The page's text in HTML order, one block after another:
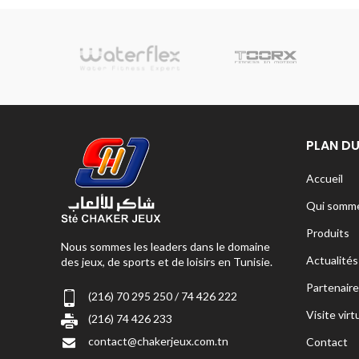
Nous sommes les leaders dans le domaine
des jeux, de sports et de loisirs en Tunisie.
(216) 70 295 250 / 74 426 222
(216) 74 426 233
contact@chakerjeux.com.tn
PLAN
Accueil
Qui
Produits
Actualités
Visite
Contact